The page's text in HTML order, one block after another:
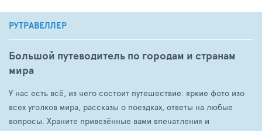
РУТРАВЕЛЛЕР
Большой путеводитель по городам и странам
мира
У нас есть всё, из чего состоит путешествие: яркие фото изо
всех уголков мира, рассказы о поездках, ответы на любые
вопросы. Храните привезённые вами впечатления и